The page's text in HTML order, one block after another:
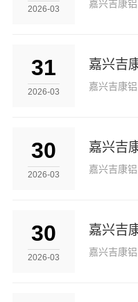
2026-03 嘉兴吉康
31
2026-03 嘉兴吉康
30
2026-03 嘉兴吉康
30
2026-03 嘉兴吉康